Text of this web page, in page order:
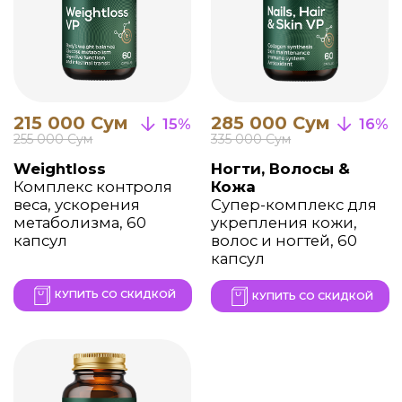
Технология целевой
доставки активных
веществсоздана на базе
открытий Нобелевского
лауреата Гюнтера
Гюнтер Блобел
Нобелевский лауреат,
американский
клеточный биолог
Он доказал, что белки имеют
специальные «метки», которые
направляют их к нужным клеткам
точно и контролируемо, повышая их
эффективность.